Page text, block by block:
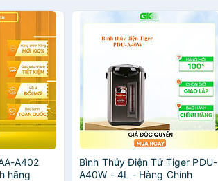
A402
hãng
Bình Thủy Điện Tử Tiger PDU-
A40W - 4L - Hàng Chính